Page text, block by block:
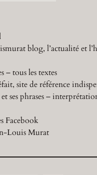
blog, l’actualité et
– tous les textes
site de référence
ses phrases –
Facebook
Louis Murat